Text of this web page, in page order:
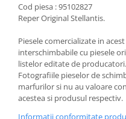
Cod piesa : 95102827
Reper Original Stellantis.
Piesele comercializate in
interschimbabile cu piesele
listelor editate de producatori.
Fotografiile pieselor de
marfurilor si nu au valoare
acestea si produsul respectiv.
Informatii conformitate